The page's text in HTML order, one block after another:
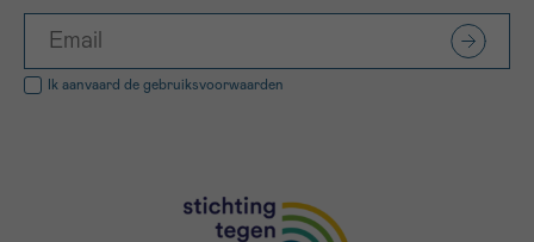
Ik aanvaard de gebruiksvoorwaarden